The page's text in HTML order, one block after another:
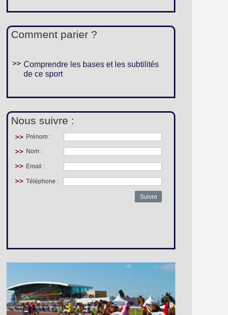
Comment parier ?
Comprendre les bases et les subtilités
de ce sport
Nous suivre :
Prénom :
Nom :
Email :
Téléphone :
Suivre